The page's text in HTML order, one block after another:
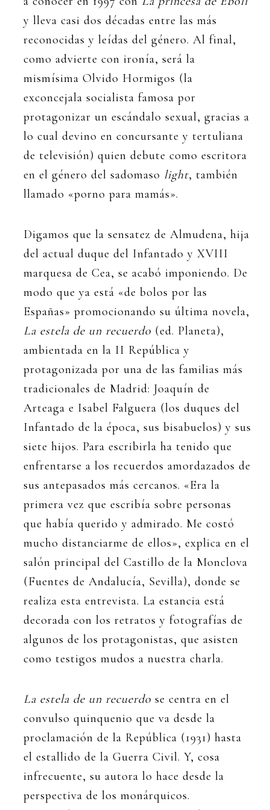
y lleva casi dos décadas entre las más
reconocidas y leídas del género. Al final,
como advierte con ironía, será la
mismísima Olvido Hormigos (la
exconcejala socialista famosa por
protagonizar un escándalo sexual, gracias a
lo cual devino en concursante y tertuliana
de televisión) quien debute como escritora
en el género del sadomaso light, también
llamado «porno para mamás».
Digamos que la sensatez de Almudena, hija
del actual duque del Infantado y XVIII
marquesa de Cea, se acabó imponiendo. De
modo que ya está «de bolos por las
Españas» promocionando su última novela,
La estela de un recuerdo (ed. Planeta),
ambientada en la II República y
protagonizada por una de las familias más
tradicionales de Madrid: Joaquín de
Arteaga e Isabel Falguera (los duques del
Infantado de la época, sus bisabuelos) y sus
siete hijos. Para escribirla ha tenido que
enfrentarse a los recuerdos amordazados de
sus antepasados más cercanos. «Era la
primera vez que escribía sobre personas
que había querido y admirado. Me costó
mucho distanciarme de ellos», explica en el
salón principal del Castillo de la Monclova
(Fuentes de Andalucía, Sevilla), donde se
realiza esta entrevista. La estancia está
decorada con los retratos y fotografías de
algunos de los protagonistas, que asisten
como testigos mudos a nuestra charla.
La estela de un recuerdo se centra en el
convulso quinquenio que va desde la
proclamación de la República (1931) hasta
el estallido de la Guerra Civil. Y, cosa
infrecuente, su autora lo hace desde la
perspectiva de los monárquicos.